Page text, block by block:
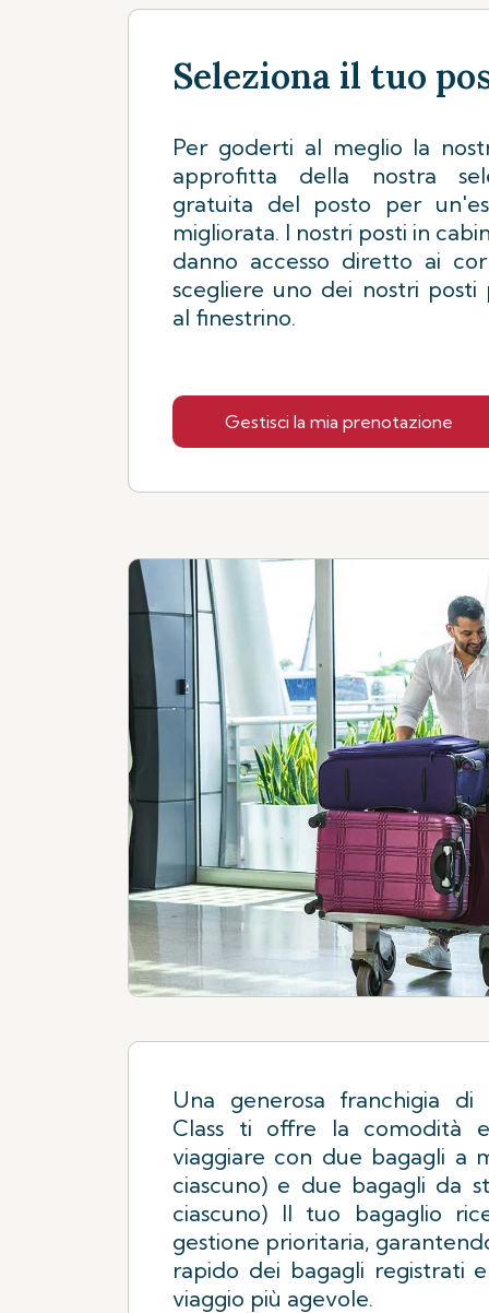
Seleziona il tuo
Per goderti al meglio la
approfitta della nostra
gratuita del posto per
migliorata. I nostri posti in
danno accesso diretto ai
scegliere uno dei nostri posti
al finestrino.
Gestisci la mia prenotazione
Una generosa franchigia di
Class ti offre la comodità
viaggiare con due bagagli a
ciascuno) e due bagagli da
ciascuno) Il tuo bagaglio
gestione prioritaria,
rapido dei bagagli registrati
viaggio più agevole.